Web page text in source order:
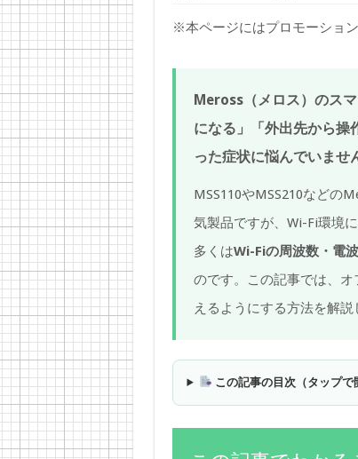
※本ページにはプロモーショ
Meross（メロス）のス
になる」「外出先から操
った症状に悩んでいませ
MSS110やMSS210などの
気製品ですが、Wi-Fi環境
多くはWi-Fiの周波数・電
のです。この記事では、
えるようにする方法を解説
この記事の目次（タップで